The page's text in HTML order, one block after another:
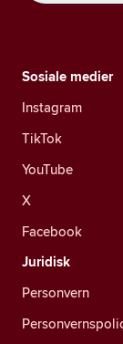
Sosiale medier
Instagram
TikTok
YouTube
X
Facebook
Juridisk
Personvern